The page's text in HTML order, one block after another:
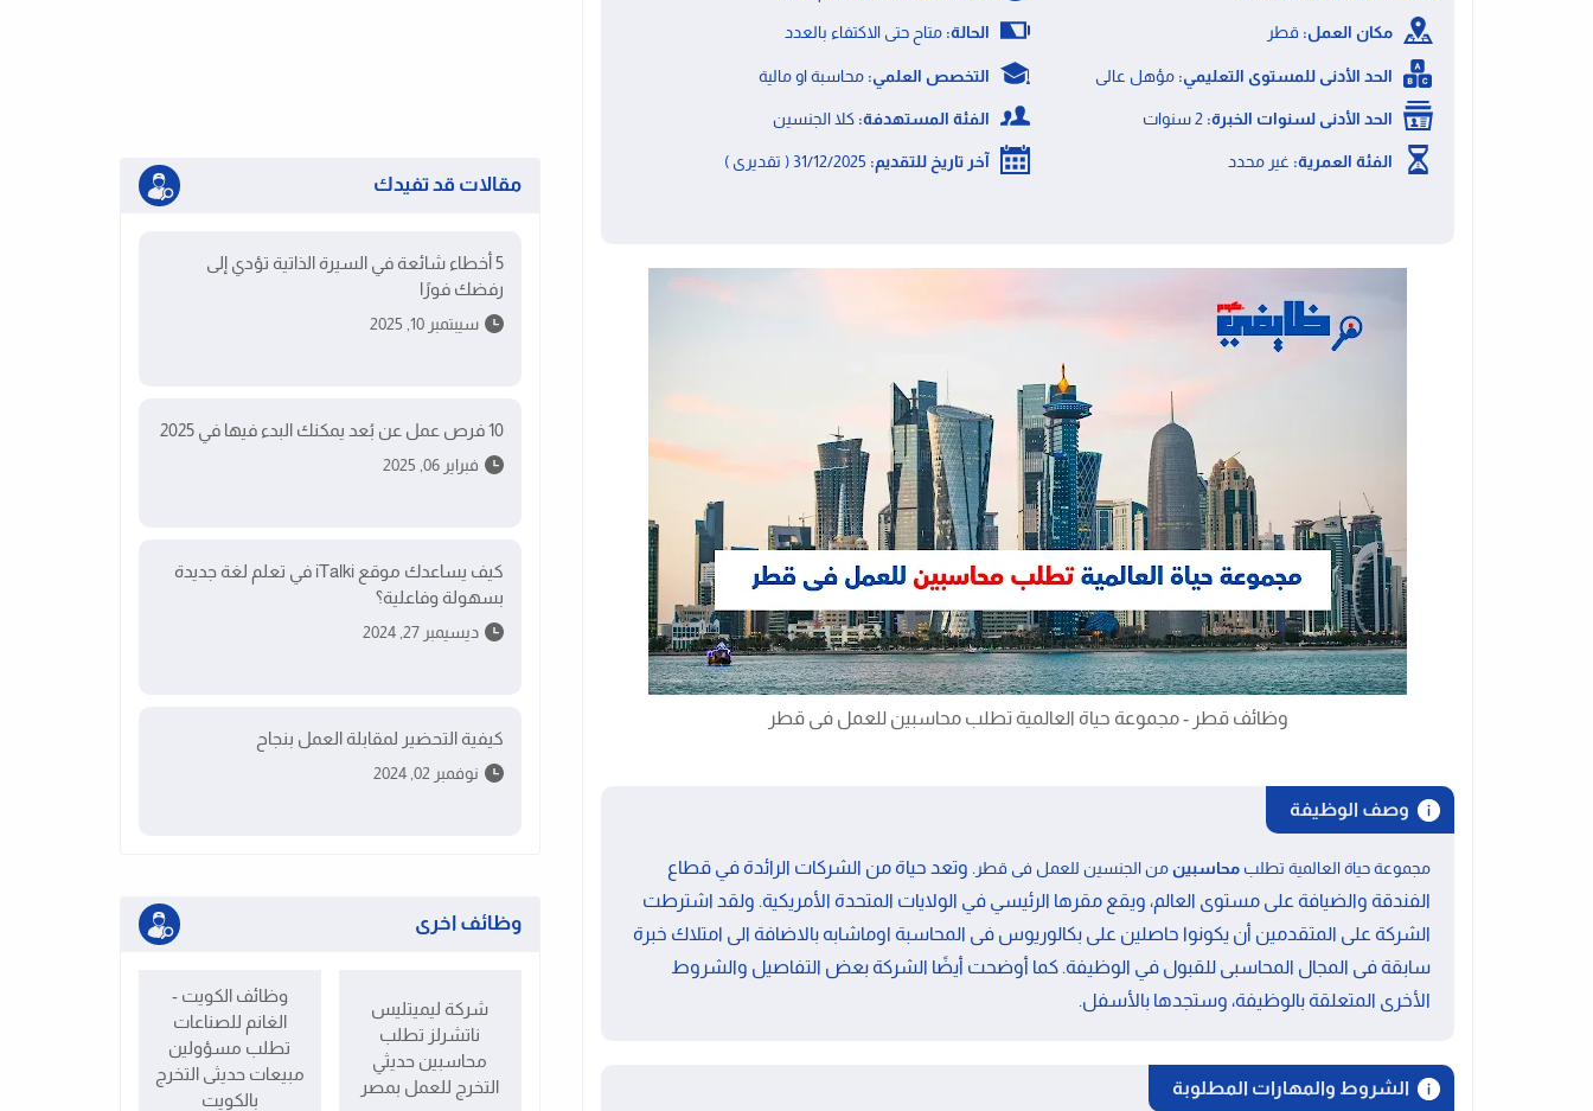
مكان العمل: قطر الحالة: متاح حتى الاكتفاء بالعدد
الحد الأدنى للمستوى التعليمي: مؤهل عالى التخصص العلمي: محاسبة او مالية
الحد الأدنى لسنوات الخبرة: الفئة المستهدفة: كلا الجنسين
الفئة العمرية: غير محدد آخر تاريخ للتقديم:
وظائف قطر - مجموعة حياة العالمية تطلب محاسبين للعمل فى قطر
وصف الوظيفة
مجموعة حياة العالمية تطلب محاسبين من الجنسين للعمل فى قطر . وتعد حياة من الشركات الرائدة في قطاع
الفندقة والضيافة على مستوى العالم، ويقع مقرها الرئيسي في الولايات المتحدة الأمريكية. ولقد اشترطت
الشركة على المتقدمين أن يكونوا حاصلين على بكالوريوس فى المحاسبة اوماشابه بالاضافة الى امتلاك خبرة
سابقة فى المجال المحاسبى للقبول في الوظيفة. كما أوضحت أيضًا الشركة بعض التفاصيل والشروط
الأخرى المتعلقة بالوظيفة، وستجدها بالأسفل.
الشروط والمهارات المطلوبة
مقالات قد تفيدك
5 أخطاء شائعة في السيرة الذاتية تؤدي إلى
رفضك فورًا
سيبتمبر 10, 2025
10 فرص عمل عن بُعد يمكنك البدء فيها في 2025
فبراير 06, 2025
كيف يساعدك موقع iTalki في تعلم لغة جديدة
بسهولة وفاعلية؟
ديسيمبر 27, 2024
كيفية التحضير لمقابلة العمل بنجاح
نوفمبر 02, 2024
وظائف اخرى
شركة ليميتليس
ناتشرلز تطلب
محاسبين حديثي
التخرج للعمل بمصر
وظائف الكويت -
الغانم للصناعات
تطلب مسؤولين
مبيعات حديثى التخرج
بالكويت